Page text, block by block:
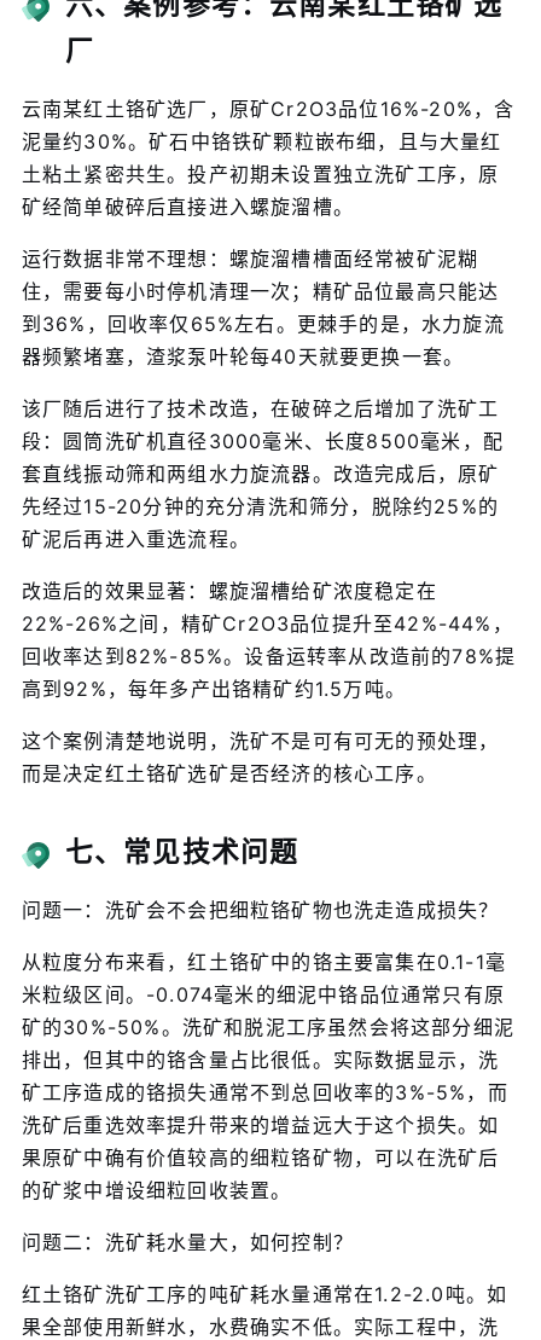
厂
云南某红土铬矿选厂，原矿Cr2O3品位16%-20%，含
泥量约30%。矿石中铬铁矿颗粒嵌布细，且与大量红
土粘土紧密共生。投产初期未设置独立洗矿工序，原
矿经简单破碎后直接进入螺旋溜槽。
运行数据非常不理想：螺旋溜槽槽面经常被矿泥糊
住，需要每小时停机清理一次；精矿品位最高只能达
到36%，回收率仅65%左右。更棘手的是，水力旋流
器频繁堵塞，渣浆泵叶轮每40天就要更换一套。
该厂随后进行了技术改造，在破碎之后增加了洗矿工
段：圆筒洗矿机直径3000毫米、长度8500毫米，配
套直线振动筛和两组水力旋流器。改造完成后，原矿
先经过15-20分钟的充分清洗和筛分，脱除约25%的
矿泥后再进入重选流程。
改造后的效果显著：螺旋溜槽给矿浓度稳定在
22%-26%之间，精矿Cr2O3品位提升至42%-44%，
回收率达到82%-85%。设备运转率从改造前的78%提
高到92%，每年多产出铬精矿约1.5万吨。
这个案例清楚地说明，洗矿不是可有可无的预处理，
而是决定红土铬矿选矿是否经济的核心工序。
七、常见技术问题
问题一：洗矿会不会把细粒铬矿物也洗走造成损失？
从粒度分布来看，红土铬矿中的铬主要富集在0.1-1毫
米粒级区间。-0.074毫米的细泥中铬品位通常只有原
矿的30%-50%。洗矿和脱泥工序虽然会将这部分细泥
排出，但其中的铬含量占比很低。实际数据显示，洗
矿工序造成的铬损失通常不到总回收率的3%-5%，而
洗矿后重选效率提升带来的增益远大于这个损失。如
果原矿中确有价值较高的细粒铬矿物，可以在洗矿后
的矿浆中增设细粒回收装置。
问题二：洗矿耗水量大，如何控制？
红土铬矿洗矿工序的吨矿耗水量通常在1.2-2.0吨。如
果全部使用新鲜水，水费确实不低。实际工程中，洗